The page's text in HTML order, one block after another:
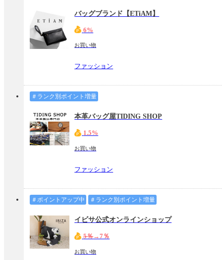
バッグブランド【ETiAM】
6%
お買い物
ファッション
＃ランク別ポイント増量
本革バッグ屋TIDING SHOP
1.5%
お買い物
ファッション
＃ポイントアップ中 ＃ランク別ポイント増量
イビサ公式オンラインショップ
5％→7％
お買い物